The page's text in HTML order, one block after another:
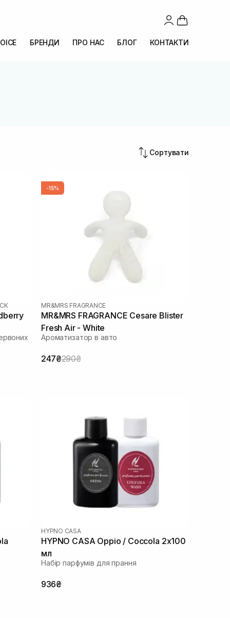
БРЕНДИ ПРО НАС БЛОГ КОНТАКТИ
Сортувати
-15%
MR&MRS FRAGRANCE
MR&MRS FRAGRANCE Cesare Blister
Fresh Air - White
Ароматизатор в авто
247₴290₴
HYPNO CASA
HYPNO CASA Oppio / Coccola 2x100
мл
Набір парфумів для прання
936₴